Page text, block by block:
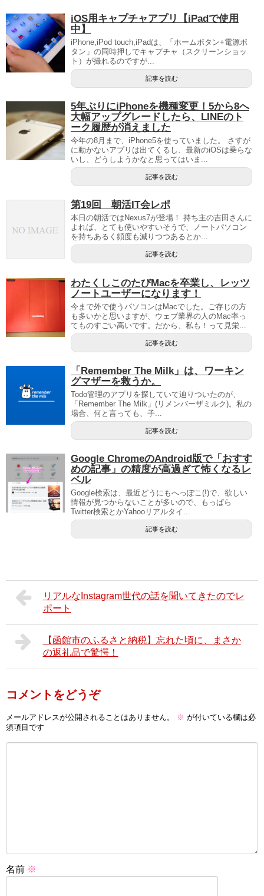
iOS用キャプチャアプリ【iPadで使用
中】
iPhone,iPod touch,iPadは、「ホームボタン+電源ボ
タン」の同時押しでキャプチャ（スクリーンショッ
ト）が撮れるのですが...
記事を読む
5年ぶりにiPhoneを機種変更！5から8へ
大幅アップグレードしたら、LINEのト
ーク履歴が消えました
今年の8月まで、iPhone5を使っていました。 さすが
に動かないアプリは出てくるし、最新のiOSは乗らな
いし、どうしようかなと思ってはいま...
記事を読む
第19回 朝活IT会レポ
本日の朝活ではNexus7が登場！ 持ち主の吉田さんに
よれば、とても使いやすいそうで、ノートパソコン
を持ちあるく頻度も減りつつあるとか...
記事を読む
わたくしこのたびMacを卒業し、レッツ
ノートユーザーになります！
今まで外で使うパソコンはMacでした。ご存じの方
も多いかと思いますが、ウェブ業界の人のMac率っ
てものすごい高いです。だから、私も！って見栄...
記事を読む
「Remember The Milk」は、ワーキン
グマザーを救うか。
Todo管理のアプリを探していて辿りついたのが、
「Remember The Milk」(リメンバーザミルク)。私の
場合、何と言っても、子...
記事を読む
Google ChromeのAndroid版で「おすす
めの記事」の精度が高過ぎて怖くなるレ
ベル
Google検索は、最近どうにもへっぽこ(!)で、欲しい
情報が見つからないことが多いので、もっぱら
Twitter検索とかYahooリアルタイ...
記事を読む
リアルなInstagram世代の話を聞いてきたのでレ
ポート
【函館市のふるさと納税】忘れた頃に、まさか
の返礼品で驚愕！
コメントをどうぞ
メールアドレスが公開されることはありません。 ※ が付いている欄は必
須項目です
名前 ※